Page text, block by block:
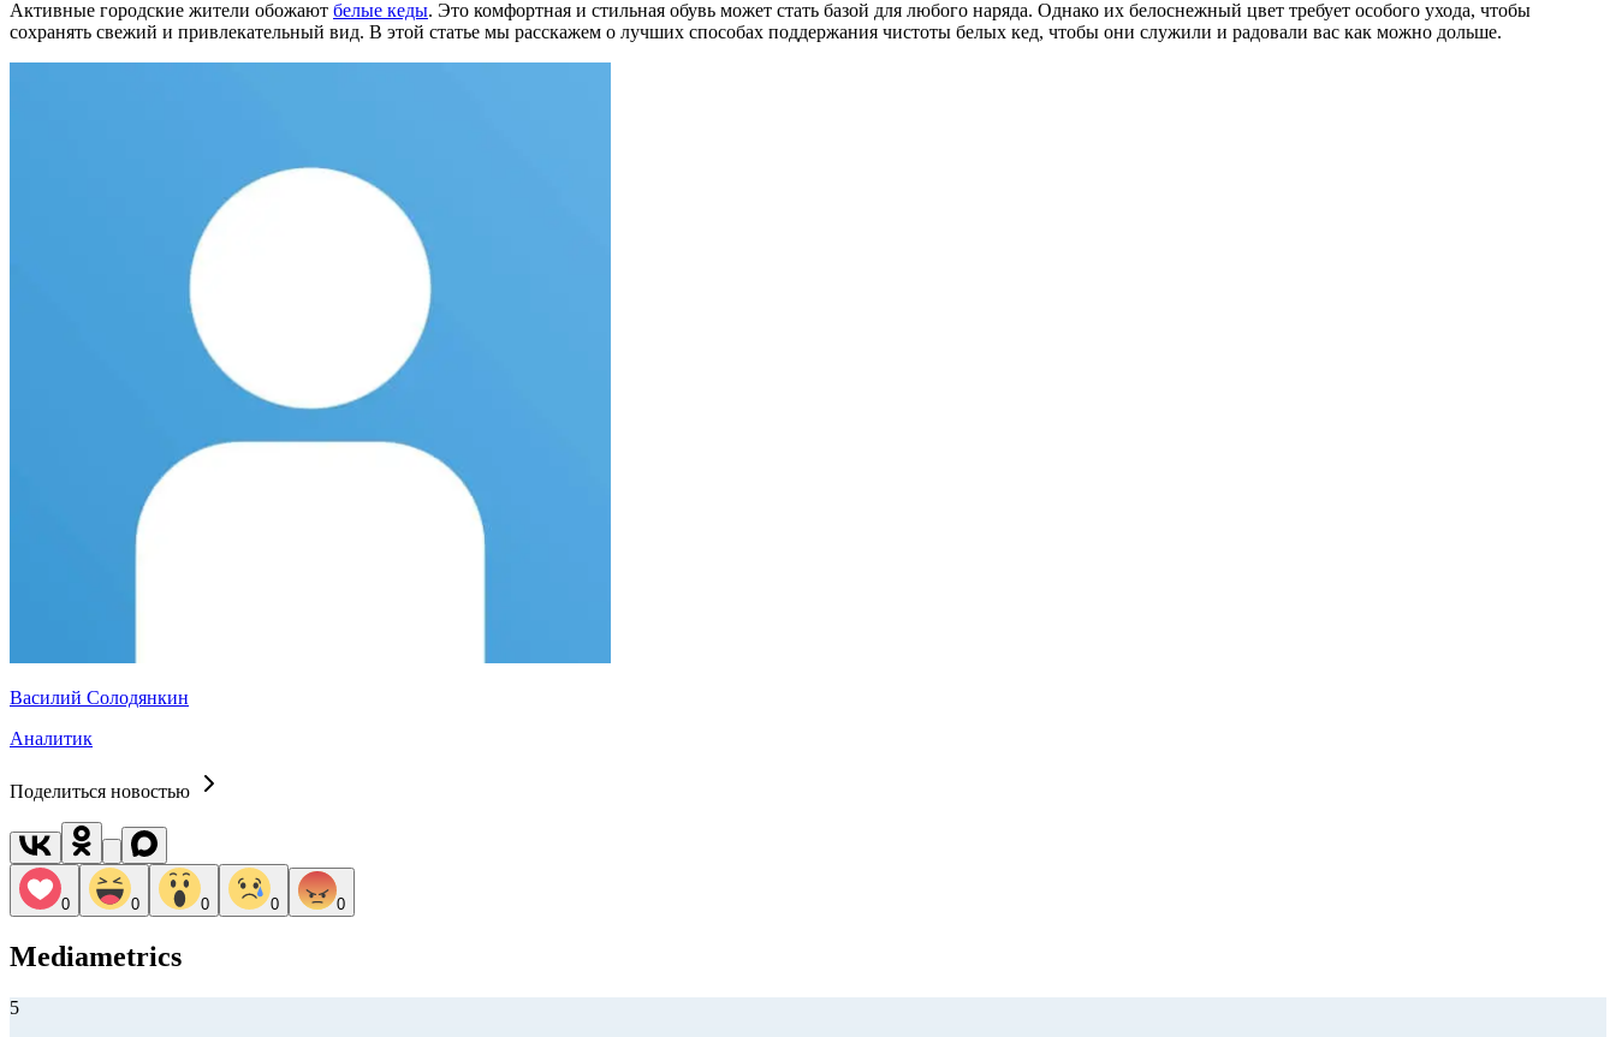
Активные городские жители обожают белые кеды. Это комфортная и стильная обувь может стать базой для любого наряда. Однако их белоснежный цвет требует особого ухода, чтобы
сохранять свежий и привлекательный вид. В этой статье мы расскажем о лучших способах поддержания чистоты белых кед, чтобы они служили и радовали вас как можно дольше.
Василий Солодянкин
Аналитик
Поделиться новостью
0 0 0 0 0
Mediametrics
5